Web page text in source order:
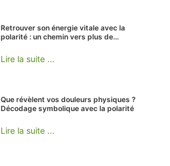
Retrouver son énergie vitale avec la
polarité : un chemin vers plus de
Lire la suite ...
Que révèlent vos douleurs physiques ?
Décodage symbolique avec la polarité
Lire la suite ...